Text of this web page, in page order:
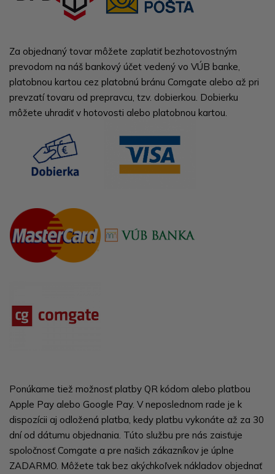
Za objednaný tovar môžete zaplatiť bezhotovostným
prevodom na náš bankový účet vedený vo VÚB banke,
platobnou kartou cez platobnú bránu Comgate alebo až pri
prevzatí tovaru od prepravcu, tzv. dobierkou. Dobierku
môžete uhradiť v hotovosti alebo platobnou kartou.
Ponúkame tiež možnosť platby QR kódom alebo platbou
Apple Pay alebo Google Pay. V neposlednom rade je k
dispozícii aj odložená platba, kedy platbu vykonáte až za 30
dní od dátumu objednania. Túto službu pre nás zaisťuje
spoločnosť Comgate a pre našich zákazníkov je úplne
ZADARMO. Môžete tak bez akýchkoľvek nákladov objednať